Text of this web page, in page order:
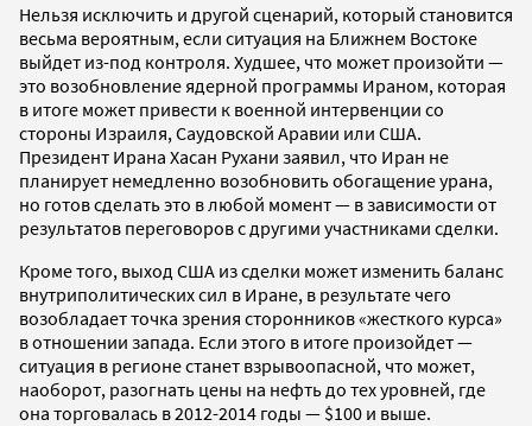
Нельзя исключить и другой сценарий, который становится
весьма вероятным, если ситуация на Ближнем Востоке
выйдет из-под контроля. Худшее, что может произойти —
это возобновление ядерной программы Ираном, которая
в итоге может привести к военной интервенции со
стороны Израиля, Саудовской Аравии или США.
Президент Ирана Хасан Рухани заявил, что Иран не
планирует немедленно возобновить обогащение урана,
но готов сделать это в любой момент — в зависимости от
результатов переговоров с другими участниками сделки.
Кроме того, выход США из сделки может изменить баланс
внутриполитических сил в Иране, в результате чего
возобладает точка зрения сторонников «жесткого курса»
в отношении запада. Если этого в итоге произойдет —
ситуация в регионе станет взрывоопасной, что может,
наоборот, разогнать цены на нефть до тех уровней, где
она торговалась в 2012-2014 годы — $100 и выше.